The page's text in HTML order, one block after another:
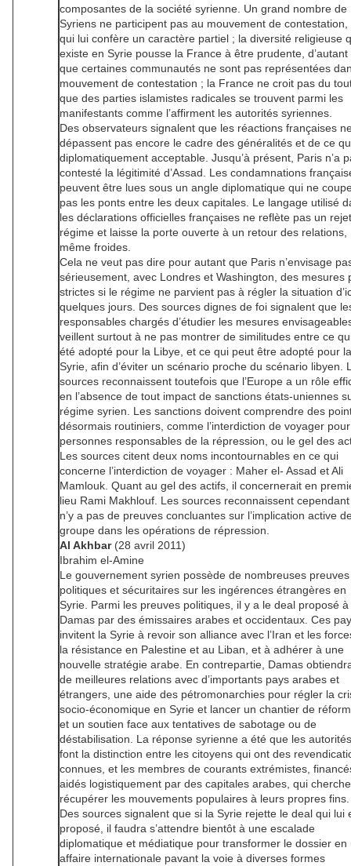
composantes de la société syrienne. Un grand nombre de
Syriens ne participent pas au mouvement de contestation,
qui lui confère un caractère partiel ; la diversité religieuse
existe en Syrie pousse la France à être prudente, d’autant
que certaines communautés ne sont pas représentées
mouvement de contestation ; la France ne croit pas du
que des parties islamistes radicales se trouvent parmi les
manifestants comme l’affirment les autorités syriennes.
Des observateurs signalent que les réactions françaises
dépassent pas encore le cadre des généralités et de ce
diplomatiquement acceptable. Jusqu’à présent, Paris n’a
contesté la légitimité d’Assad. Les condamnations
peuvent être lues sous un angle diplomatique qui ne
pas les ponts entre les deux capitales. Le langage utilisé
les déclarations officielles françaises ne reflète pas un
régime et laisse la porte ouverte à un retour des relations,
même froides.
Cela ne veut pas dire pour autant que Paris n’envisage
sérieusement, avec Londres et Washington, des mesures
strictes si le régime ne parvient pas à régler la situation
quelques jours. Des sources dignes de foi signalent que
responsables chargés d’étudier les mesures
veillent surtout à ne pas montrer de similitudes entre ce
été adopté pour la Libye, et ce qui peut être adopté pour la
Syrie, afin d’éviter un scénario proche du scénario libyen.
sources reconnaissent toutefois que l’Europe a un rôle
en l’absence de tout impact de sanctions états-uniennes
régime syrien. Les sanctions doivent comprendre des
désormais routiniers, comme l’interdiction de voyager
personnes responsables de la répression, ou le gel des
Les sources citent deux noms incontournables en ce qui
concerne l’interdiction de voyager : Maher el- Assad et Ali
Mamlouk. Quant au gel des actifs, il concernerait en
lieu Rami Makhlouf. Les sources reconnaissent cependant
n’y a pas de preuves concluantes sur l’implication active
groupe dans les opérations de répression.
Al Akhbar(28 avril 2011)
Ibrahim el-Amine
Le gouvernement syrien possède de nombreuses preuves
politiques et sécuritaires sur les ingérences étrangères en
Syrie. Parmi les preuves politiques, il y a le deal proposé à
Damas par des émissaires arabes et occidentaux. Ces
invitent la Syrie à revoir son alliance avec l’Iran et les
la résistance en Palestine et au Liban, et à adhérer à une
nouvelle stratégie arabe. En contrepartie, Damas
de meilleures relations avec d’importants pays arabes et
étrangers, une aide des pétromonarchies pour régler la
socio-économique en Syrie et lancer un chantier de
et un soutien face aux tentatives de sabotage ou de
déstabilisation. La réponse syrienne a été que les autorités
font la distinction entre les citoyens qui ont des
connues, et les membres de courants extrémistes,
aidés logistiquement par des capitales arabes, qui
récupérer les mouvements populaires à leurs propres fins.
Des sources signalent que si la Syrie rejette le deal qui lui
proposé, il faudra s’attendre bientôt à une escalade
diplomatique et médiatique pour transformer le dossier en
affaire internationale pavant la voie à diverses formes